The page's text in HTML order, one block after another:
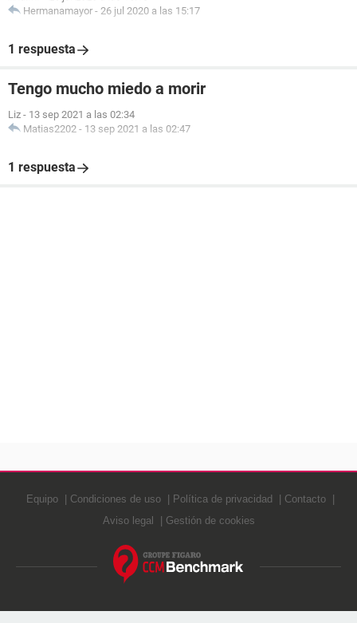
Hermanamayor - 26 jul 2020 a las 15:17
1 respuesta
Tengo mucho miedo a morir
Liz - 13 sep 2021 a las 02:34
Matias2202 - 13 sep 2021 a las 02:47
1 respuesta
Equipo Condiciones de uso Política de privacidad
Contacto
Aviso legal
Gestión de cookies